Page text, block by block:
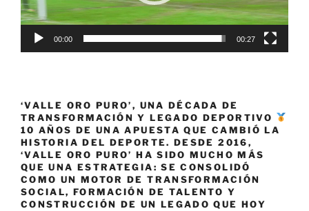
00:00 00:27
‘VALLE ORO PURO’, UNA DÉCADA DE
TRANSFORMACIÓN Y LEGADO DEPORTIVO
10 AÑOS DE UNA APUESTA QUE CAMBIÓ LA
HISTORIA DEL DEPORTE. DESDE 2016,
‘VALLE ORO PURO’ HA SIDO MUCHO MÁS
QUE UNA ESTRATEGIA: SE CONSOLIDÓ
COMO UN MOTOR DE TRANSFORMACIÓN
SOCIAL, FORMACIÓN DE TALENTO Y
CONSTRUCCIÓN DE UN LEGADO QUE HOY